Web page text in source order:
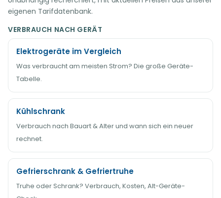
eigenen Tarifdatenbank.
VERBRAUCH NACH GERÄT
Elektrogeräte im Vergleich
Was verbraucht am meisten Strom? Die große Geräte-
Tabelle.
Kühlschrank
Verbrauch nach Bauart & Alter und wann sich ein neuer
rechnet.
Gefrierschrank & Gefriertruhe
Truhe oder Schrank? Verbrauch, Kosten, Alt-Geräte-